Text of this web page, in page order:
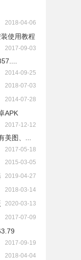
2018-04-06
使用教程
2017-09-03
2014-09-25
2018-07-03
2014-07-28
APK
2017-12-12
图、...
2017-05-18
2015-03-05
2019-04-27
2018-03-14
2020-03-13
2017-07-09
2017-09-19
2018-04-04